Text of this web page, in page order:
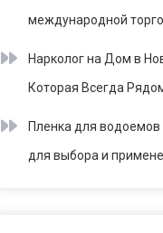
международной
Нарколог на Дом в
Которая Всегда
Пленка для водоемов
для выбора и